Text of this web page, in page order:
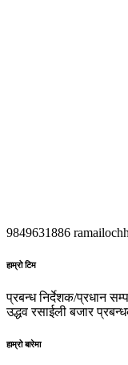
9849631886
हाम्रो टिम
प्रबन्ध निर्देशक/प्रधान
उद्धव रसाईली बजार
हाम्रो बारेमा